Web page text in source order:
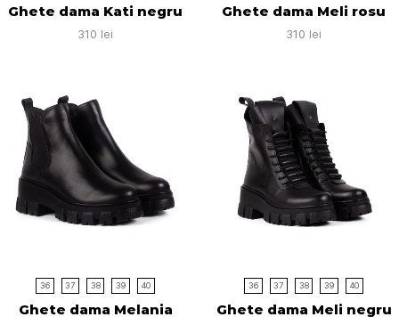
Ghete dama Kati negru
310 lei
Ghete dama Meli rosu
310 lei
36 37 38 39 40
Ghete dama Melania
36 37 38 39 40
Ghete dama Meli negru